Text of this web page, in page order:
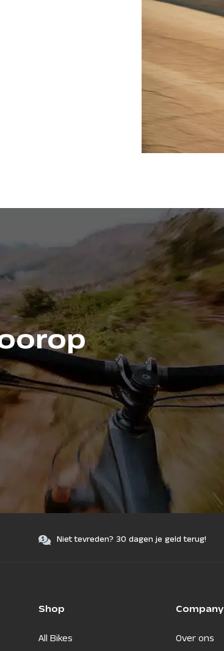
Niet tevreden? 30 dagen je geld terug!
Shop
All Bikes
Company
Over ons